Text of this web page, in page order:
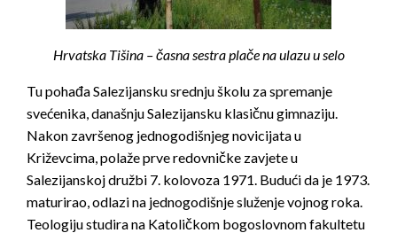
Hrvatska Tišina – časna sestra plače na ulazu u selo
Tu pohađa Salezijansku srednju školu za spremanje
svećenika, današnju Salezijansku klasičnu gimnaziju.
Nakon završenog jednogodišnjeg novicijata u
Križevcima, polaže prve redovničke zavjete u
Salezijanskoj družbi 7. kolovoza 1971. Budući da je 1973.
maturirao, odlazi na jednogodišnje služenje vojnog roka.
Teologiju studira na Katoličkom bogoslovnom fakultetu